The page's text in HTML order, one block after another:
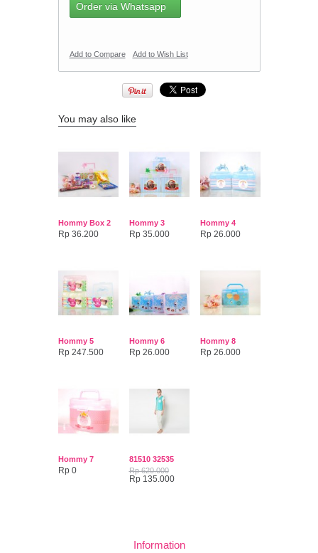
Order via Whatsapp
Add to Compare Add to Wish List
You may also like
Hommy Box 2
Rp 36.200
Hommy 3
Rp 35.000
Hommy 4
Rp 26.000
Hommy 5
Rp 247.500
Hommy 6
Rp 26.000
Hommy 8
Rp 26.000
Hommy 7
Rp 0
81510 32535
Rp 620.000
Rp 135.000
Information